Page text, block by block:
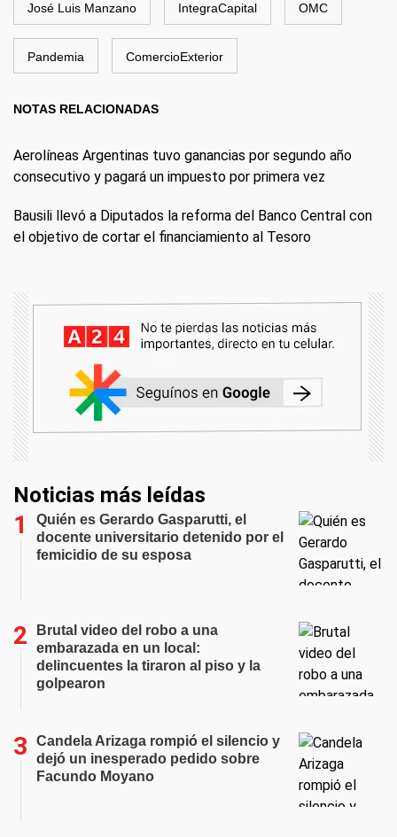
José Luis Manzano IntegraCapital OMC
Pandemia ComercioExterior
NOTAS RELACIONADAS
Aerolíneas Argentinas tuvo ganancias por segundo año
consecutivo y pagará un impuesto por primera vez
Bausili llevó a Diputados la reforma del Banco Central con
el objetivo de cortar el financiamiento al Tesoro
Noticias más leídas
Quién es Gerardo Gasparutti, el
docente universitario detenido por el
femicidio de su esposa
Brutal video del robo a una
embarazada en un local:
delincuentes la tiraron al piso y la
golpearon
Candela Arizaga rompió el silencio y
dejó un inesperado pedido sobre
Facundo Moyano